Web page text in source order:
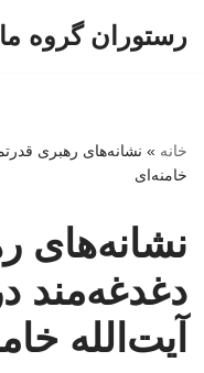
رستوران گروه
خانه » نشانه‌های رهبری
خامنه‌ای
نشانه‌های
دغدغه‌مند
آیت‌الله